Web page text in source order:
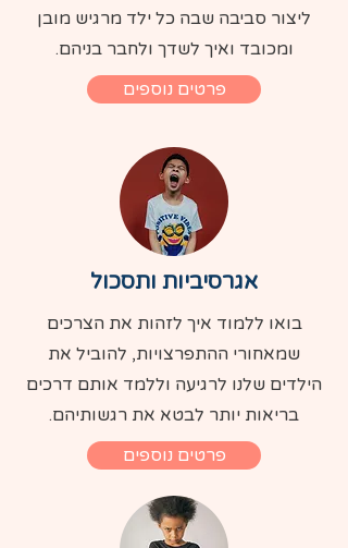
ליצור סביבה שבה כל ילד מרגיש מובן
ומכובד ואיך לשדך ולחבר בניהם.
אגרסיביות ותסכול
בואו ללמוד איך לזהות את הצרכים
שמאחורי ההתפרצויות, להוביל את
הילדים שלנו לרגיעה וללמד אותם דרכים
בריאות יותר לבטא את רגשותיהם.
פרטים נוספים
פרטים נוספים